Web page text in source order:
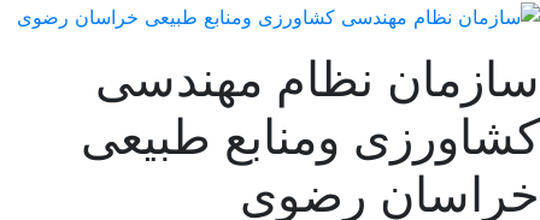
سازمان نظام مهندسی
کشاورزی ومنابع طبیعی
خراسان رضوی